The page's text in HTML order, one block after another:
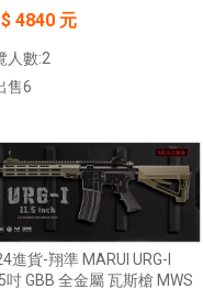
準AOG】SKYWOODS RL750G
魚骨 USB充電 IP66防水
元
加入購物車
4840 元
人數:2
售6
進貨-翔準 MARUI URG-I
吋 GBB 全金屬 瓦斯槍 MWS